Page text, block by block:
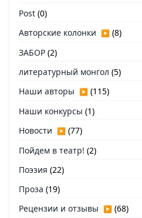
Post (0)
Авторские колонки ▶ (8)
ЗАБОР (2)
литературный монгол (5)
Наши авторы ▶ (115)
Наши конкурсы (1)
Новости ▶ (77)
Пойдем в театр! (2)
Поэзия (22)
Проза (19)
Рецензии и отзывы ▶ (68)